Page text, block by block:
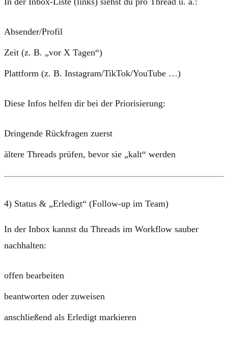
Absender/Profil
Zeit (z. B. „vor X Tagen“)
Plattform (z. B. Instagram/TikTok/YouTube …)
Diese Infos helfen dir bei der Priorisierung:
Dringende Rückfragen zuerst
ältere Threads prüfen, bevor sie „kalt“ werden
4) Status & „Erledigt“ (Follow-up im Team)
In der Inbox kannst du Threads im Workflow sauber
nachhalten:
offen bearbeiten
beantworten oder zuweisen
anschließend als Erledigt markieren